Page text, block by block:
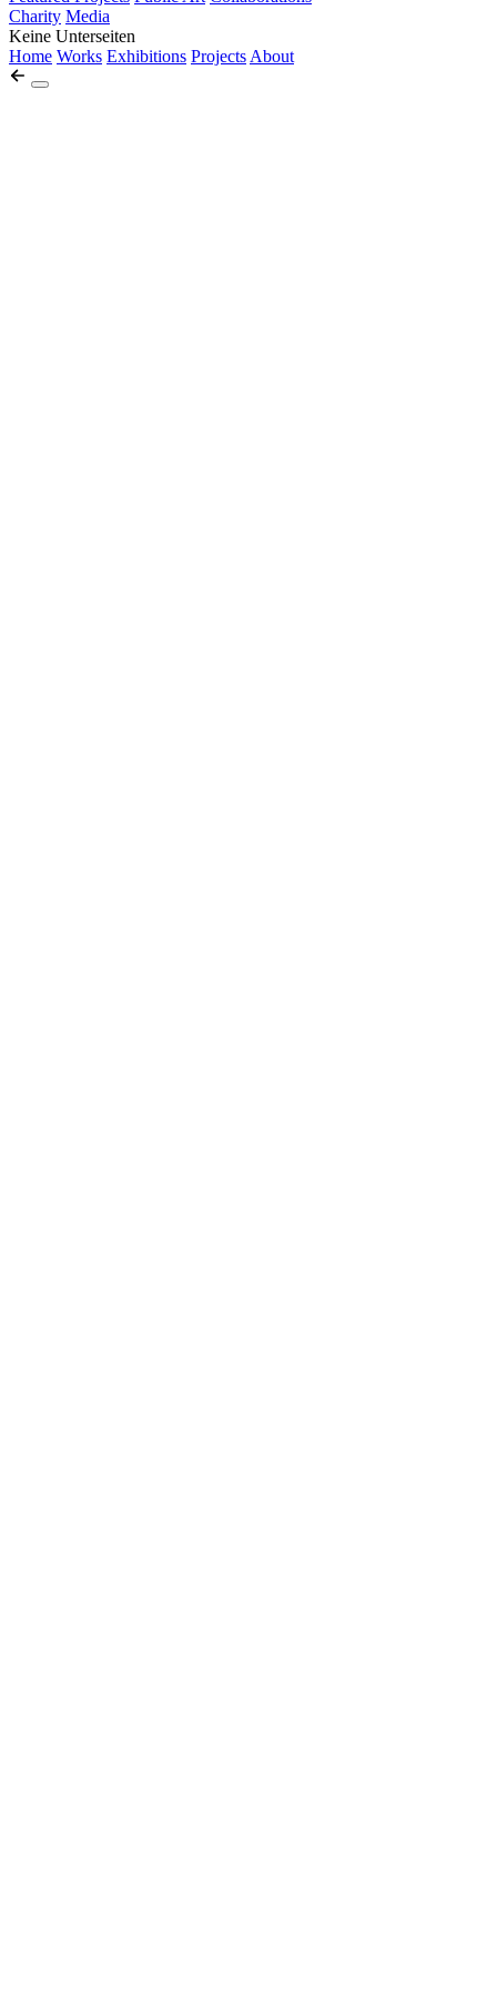
Charity Media
Keine Unterseiten
Home Works Exhibitions Projects About